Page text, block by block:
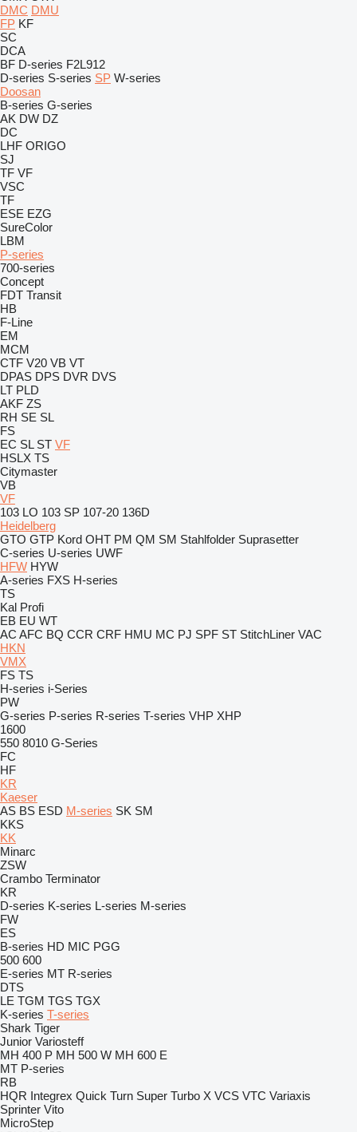
DMC DMU
FP KF
SC
DCA
BF D-series F2L912
D-series S-series SP W-series
Doosan
B-series G-series
AK DW DZ
DC
LHF ORIGO
SJ
TF VF
VSC
TF
ESE EZG
SureColor
LBM
P-series
700-series
Concept
FDT Transit
HB
F-Line
EM
MCM
CTF V20 VB VT
DPAS DPS DVR DVS
LT PLD
AKF ZS
RH SE SL
FS
EC SL ST VF
HSLX TS
Citymaster
VB
VF
103 LO 103 SP 107-20 136D
Heidelberg
GTO GTP Kord OHT PM QM SM Stahlfolder Suprasetter
C-series U-series UWF
HFW HYW
A-series FXS H-series
TS
Kal Profi
EB EU WT
AC AFC BQ CCR CRF HMU MC PJ SPF ST StitchLiner VAC
HKN
VMX
FS TS
H-series i-Series
PW
G-series P-series R-series T-series VHP XHP
1600
550 8010 G-Series
FC
HF
KR
Kaeser
AS BS ESD M-series SK SM
KKS
KK
Minarc
ZSW
Crambo Terminator
KR
D-series K-series L-series M-series
FW
ES
B-series HD MIC PGG
500 600
E-series MT R-series
DTS
LE TGM TGS TGX
K-series T-series
Shark Tiger
Junior Variosteff
MH 400 P MH 500 W MH 600 E
MT P-series
RB
HQR Integrex Quick Turn Super Turbo X VCS VTC Variaxis
Sprinter Vito
MicroStep